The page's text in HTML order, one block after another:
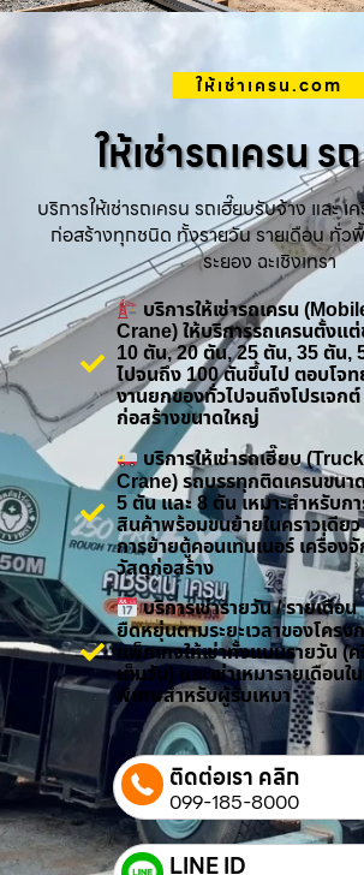
ให้เช่าเครน.com
ให้เช่ารถเครน ร
บริการให้เช่ารถเครน รถเฮี๊ยบรับจ้าง และ เ
ก่อสร้างทุกชนิด ทั้งรายวัน รายเดือน ทั่
ระยอง ฉะเชิงเทรา
บริการให้เช่ารถเครน
Crane) ให้บริการรถเครนตั้งแ
10 ตัน, 20 ตัน, 25 ตัน, 35 ตัน,
ไปจนถึง 100 ตันขึ้นไป ตอบโจ
งานยกของทั่วไปจนถึงโปรเจกต์
ก่อสร้างขนาดใหญ่
บริการให้เช่ารถเฮี๊ยบ (Truck
Crane) รถบรรทุกติดเครนขนา
5 ตัน และ 8 ตัน เหมาะสำหรับก
สินค้าพร้อมขนย้ายในคราวเดียว
การย้ายตู้คอนเทนเนอร์ เครื่อง
วัสดุก่อสร้าง
บริการเช่ารายวัน / รายเดือน
ยืดหยุ่นตามระยะเวลาของโครง
แพ็กเกจให้เช่าทั้งแบบรายวัน (
เต็มวัน) และเช่าเหมารายเดือนใ
พิเศษสำหรับผู้รับเหมา
ติดต่อเรา คลิก
099-185-8000
LINE ID